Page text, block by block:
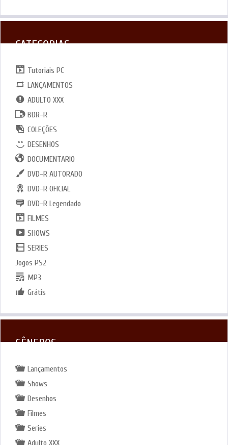
CATEGORIAS
Tutoriais PC
LANÇAMENTOS
ADULTO XXX
BDR-R
COLEÇÕES
DESENHOS
DOCUMENTARIO
DVD-R AUTORADO
DVD-R OFICIAL
DVD-R Legendado
FILMES
SHOWS
SERIES
Jogos PS2
MP3
Grátis
GÊNEROS
Lançamentos
Shows
Desenhos
Filmes
Series
Adulto XXX